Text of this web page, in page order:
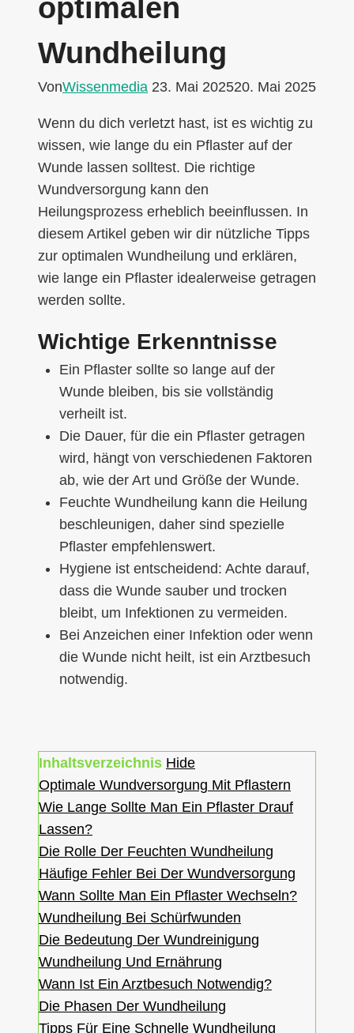
optimalen
Wundheilung
VonWissenmedia 23. Mai 202520. Mai 2025
Wenn du dich verletzt hast, ist es wichtig zu
wissen, wie lange du ein Pflaster auf der
Wunde lassen solltest. Die richtige
Wundversorgung kann den
Heilungsprozess erheblich beeinflussen. In
diesem Artikel geben wir dir nützliche Tipps
zur optimalen Wundheilung und erklären,
wie lange ein Pflaster idealerweise getragen
werden sollte.
Wichtige Erkenntnisse
Ein Pflaster sollte so lange auf der
Wunde bleiben, bis sie vollständig
verheilt ist.
Die Dauer, für die ein Pflaster getragen
wird, hängt von verschiedenen Faktoren
ab, wie der Art und Größe der Wunde.
Feuchte Wundheilung kann die Heilung
beschleunigen, daher sind spezielle
Pflaster empfehlenswert.
Hygiene ist entscheidend: Achte darauf,
dass die Wunde sauber und trocken
bleibt, um Infektionen zu vermeiden.
Bei Anzeichen einer Infektion oder wenn
die Wunde nicht heilt, ist ein Arztbesuch
notwendig.
Inhaltsverzeichnis Hide
Optimale Wundversorgung Mit Pflastern
Wie Lange Sollte Man Ein Pflaster Drauf
Lassen?
Die Rolle Der Feuchten Wundheilung
Häufige Fehler Bei Der Wundversorgung
Wann Sollte Man Ein Pflaster Wechseln?
Wundheilung Bei Schürfwunden
Die Bedeutung Der Wundreinigung
Wundheilung Und Ernährung
Wann Ist Ein Arztbesuch Notwendig?
Die Phasen Der Wundheilung
Tipps Für Eine Schnelle Wundheilung